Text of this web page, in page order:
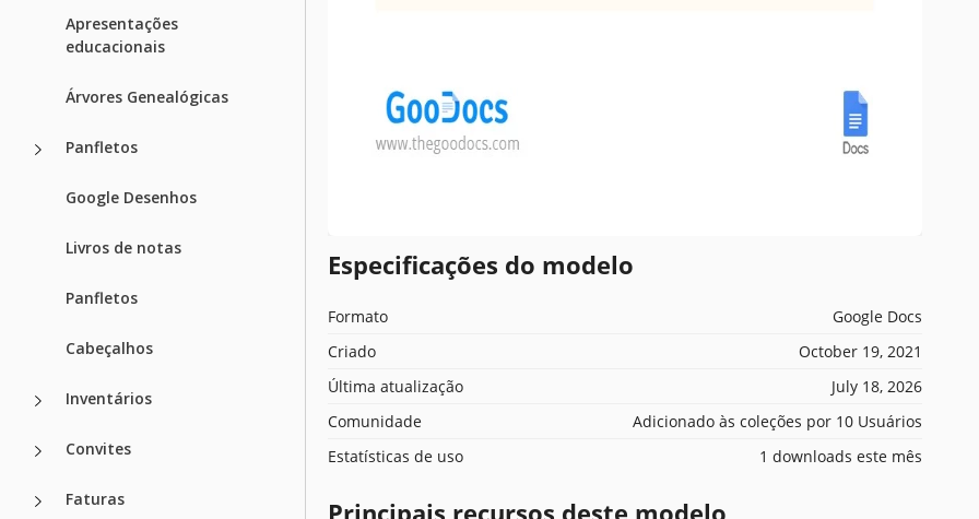
Apresentações
educacionais
Árvores Genealógicas
Panfletos
Google Desenhos
Livros de notas
Panfletos
Cabeçalhos
Inventários
Convites
Faturas
Especificações do modelo
Formato
Google Docs
Criado
October 19, 2021
Última atualização
July 18, 2026
Comunidade
Adicionado às coleções por 10 Usuários
Estatísticas de uso
1 downloads este mês
Principais recursos deste modelo